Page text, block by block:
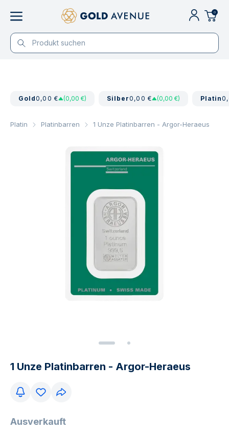
0
Gold0,00 € (0,00 €) Silber0,00 € (0,00 €) Platin
Platin Platinbarren 1 Unze Platinbarren - Argor-Heraeus
1 Unze Platinbarren - Argor-Heraeus
Ausverkauft